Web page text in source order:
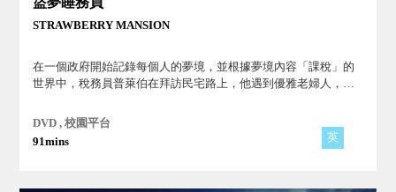
STRAWBERRY MANSION
在一個政府開始記錄每個人的夢境，並根據夢境內容「課稅」的
世界中，稅務員普萊伯在拜訪民宅路上，他遇到優雅老婦人，捲
縛，追逐愛與自由夢想，奇幻冒險的神祕旅程。
DVD , 校園平台
91mins
英